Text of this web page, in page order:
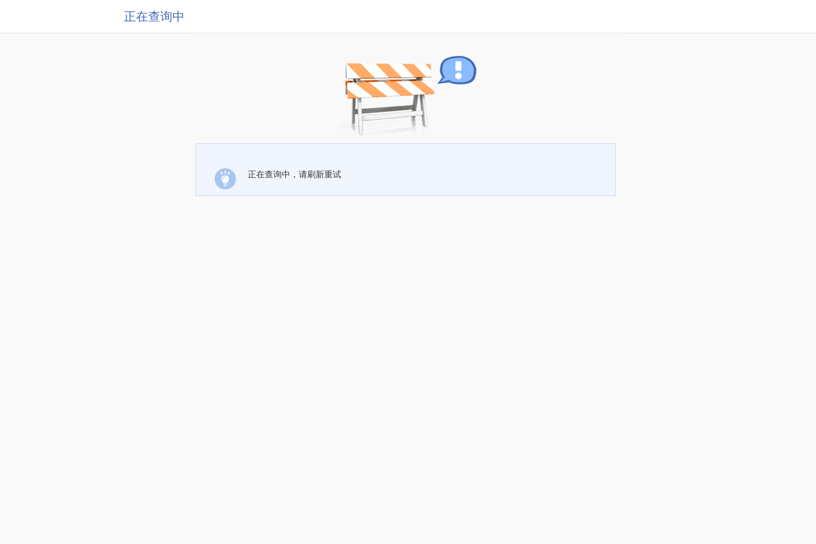
正在查询中
正在查询中，请刷新重试